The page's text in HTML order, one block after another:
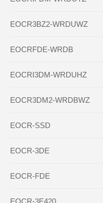
EOCR3BZ2-WRDUWZ
EOCRFDE-WRDB
EOCRI3DM-WRDUHZ
EOCR3DM2-WRDBWZ
EOCR-SSD
EOCR-3DE
EOCR-FDE
EOCR-3E420